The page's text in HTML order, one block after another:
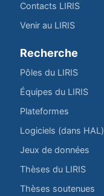
Contacts LIRIS
Venir au LIRIS
Recherche
Pôles du LIRIS
Équipes du LIRIS
Plateformes
Logiciels (dans HAL)
Jeux de données
Thèses du LIRIS
Thèses soutenues